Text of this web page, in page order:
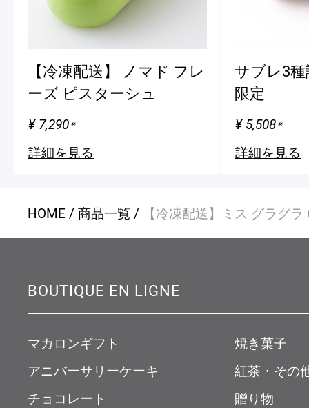
【冷凍配送】 ノマド フレ
ーズ ピスターシュ
¥ 7,290※
詳細を見る
サブレ3
限定
¥ 5,508※
詳細を見る
HOME 商品一覧 【冷凍配送】ミス グラグ
BOUTIQUE EN LIGNE
マカロンギフト
アニバーサリーケーキ
チョコレート
焼き菓子
紅茶・その
贈り物